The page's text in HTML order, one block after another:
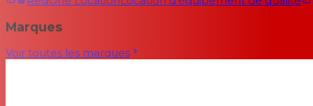
Marques
Voir toutes les marques